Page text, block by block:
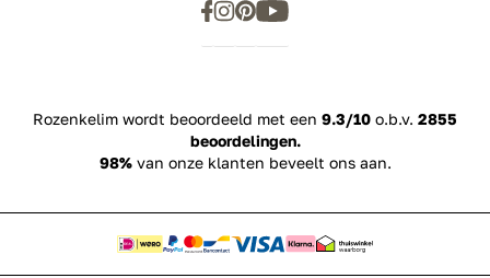
Rozenkelim wordt beoordeeld met een 9.3/10 o.b.v. 2855
beoordelingen.
98%van onze klanten beveelt ons aan.